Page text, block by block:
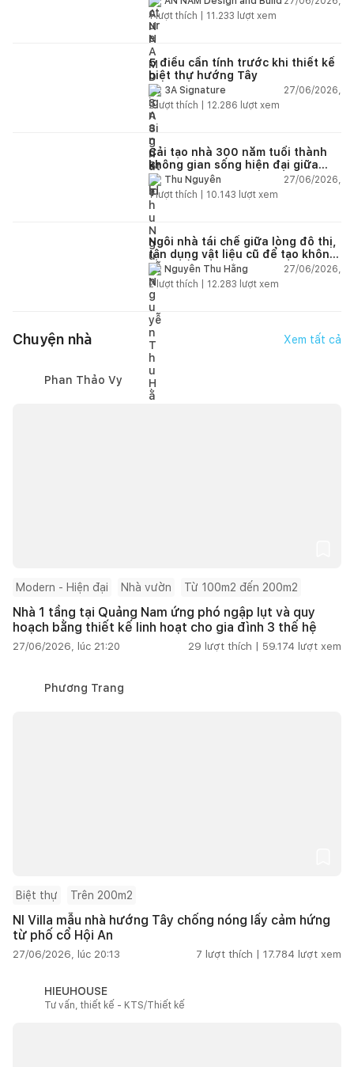
1lượt thích | 11.233 lượt xem
5 điều cần tính trước khi thiết kế
biệt thự hướng Tây
3A Signature
27/06/2026,
2lượt thích | 12.286 lượt xem
Cải tạo nhà 300 năm tuổi thành
không gian sống hiện đại giữa
thiên nhiên
Thu Nguyễn
27/06/2026,
1lượt thích | 10.143 lượt xem
Ngôi nhà tái chế giữa lòng đô thị,
tận dụng vật liệu cũ để tạo không
gian sống linh hoạt
Nguyễn Thu Hằng
27/06/2026,
2lượt thích | 12.283 lượt xem
Chuyện nhà Xem tất cả
Phan Thảo Vy
Modern - Hiện đại Nhà vườn Từ 100m2 đến 200m2
Nhà 1 tầng tại Quảng Nam ứng phó ngập lụt và quy
hoạch bằng thiết kế linh hoạt cho gia đình 3 thế hệ
27/06/2026, lúc 21:20 29 lượt thích | 59.174 lượt xem
Phương Trang
Biệt thự Trên 200m2
NI Villa mẫu nhà hướng Tây chống nóng lấy cảm hứng
từ phố cổ Hội An
27/06/2026, lúc 20:13 7 lượt thích | 17.784 lượt xem
HIEUHOUSE
Tư vấn, thiết kế - KTS/Thiết kế